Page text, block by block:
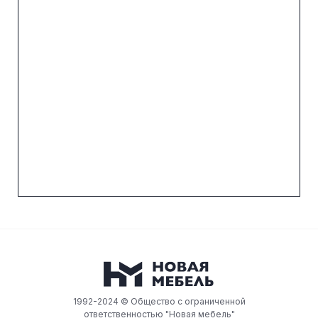
1992-2024 © Общество с ограниченной
ответственностью "Новая мебель"